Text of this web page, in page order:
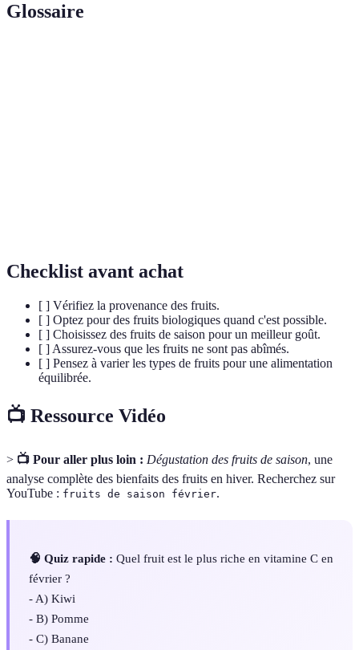
Glossaire
Checklist avant achat
[ ] Vérifiez la provenance des fruits.
[ ] Optez pour des fruits biologiques quand c'est possible.
[ ] Choisissez des fruits de saison pour un meilleur goût.
[ ] Assurez-vous que les fruits ne sont pas abîmés.
[ ] Pensez à varier les types de fruits pour une alimentation
équilibrée.
📺 Ressource Vidéo
> 📺 Pour aller plus loin : Dégustation des fruits de saison, une
analyse complète des bienfaits des fruits en hiver. Recherchez sur
YouTube : fruits de saison février.
🧠 Quiz rapide : Quel fruit est le plus riche en vitamine C en
février ?
- A) Kiwi
- B) Pomme
- C) Banane